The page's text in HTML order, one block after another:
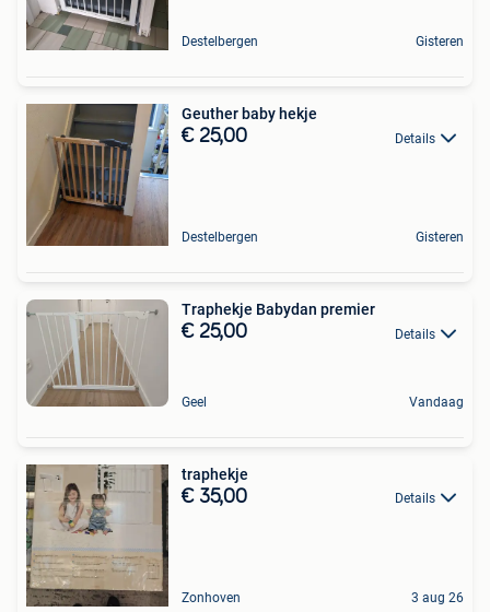
Destelbergen Gisteren
Geuther baby hekje
€ 25,00 Details
Destelbergen Gisteren
Traphekje Babydan premier
€ 25,00 Details
Geel Vandaag
traphekje
€ 35,00 Details
Zonhoven 3 aug 26